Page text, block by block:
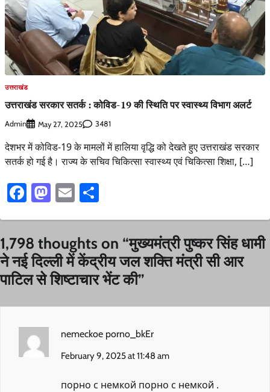
उत्तराखंड
उत्तराखंड सरकार सतर्क : कोविड-19 की स्थिति पर स्वास्थ्य विभाग अलर्ट
Admin May 27, 2025 3481
देशभर में कोविड-19 के मामलों में हालिया वृद्धि को देखते हुए उत्तराखंड सरकार
सतर्क हो गई है। राज्य के सचिव चिकित्सा स्वास्थ्य एवं चिकित्सा शिक्षा, […]
Facebook
Mastodon
Email
1,798 thoughts on “मुख्यमंत्री पुष्कर सिंह धामी
ने नई दिल्ली में केंद्रीय जल शक्ति मंत्री सी आर
पाटिल से शिष्टाचार भेंट की”
nemeckoe porno_bkEr
February 9, 2025 at 11:48 am
порно с немкой порно с немкой .